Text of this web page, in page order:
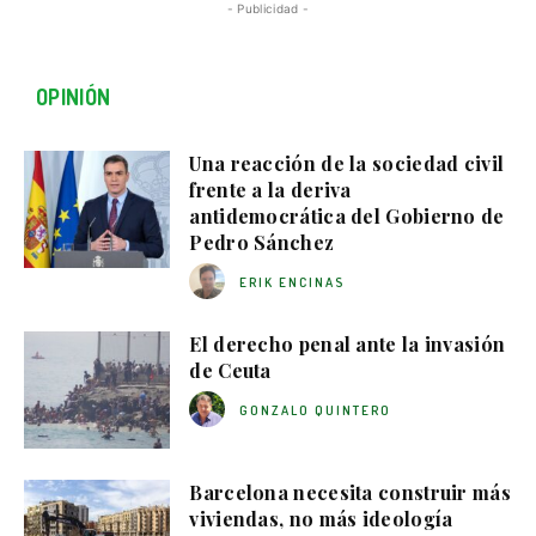
- Publicidad -
OPINIÓN
Una reacción de la sociedad civil
frente a la deriva
antidemocrática del Gobierno de
Pedro Sánchez
ERIK ENCINAS
El derecho penal ante la invasión
de Ceuta
GONZALO QUINTERO
Barcelona necesita construir más
viviendas, no más ideología